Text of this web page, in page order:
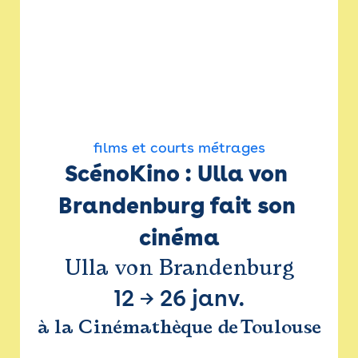
films et courts métrages
ScénoKino : Ulla von
Brandenburg fait son
cinéma
Ulla von Brandenburg
12 → 26 janv.
à la Cinémathèque de Toulouse